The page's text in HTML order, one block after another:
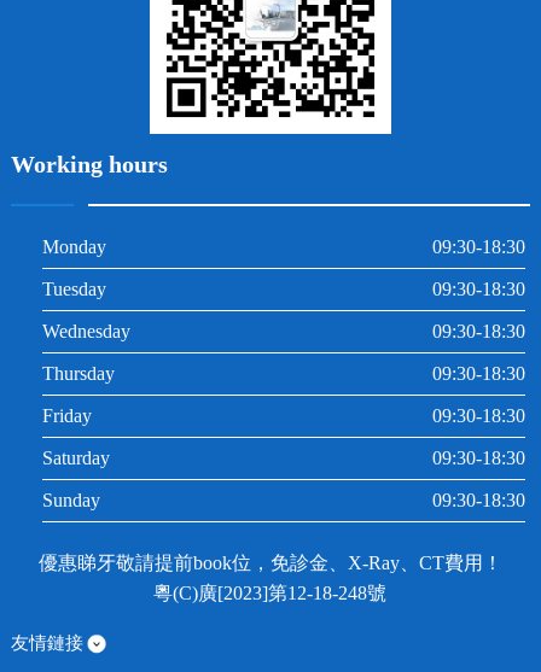
Working hours
Monday 09:30-18:30
Tuesday 09:30-18:30
Wednesday 09:30-18:30
Thursday 09:30-18:30
Friday 09:30-18:30
Saturday 09:30-18:30
Sunday 09:30-18:30
優惠睇牙敬請提前book位，免診金、X-Ray、CT費用！
粵(C)廣[2023]第12-18-248號
友情鏈接